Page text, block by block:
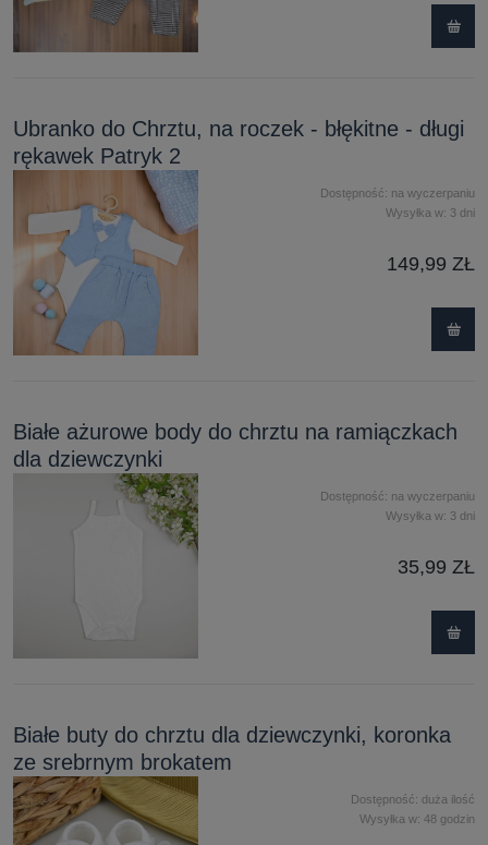
Ubranko do Chrztu, na roczek - błękitne - długi
rękawek Patryk 2
Dostępność: na wyczerpaniu
Wysyłka w: 3 dni
149,99 ZŁ
Białe ażurowe body do chrztu na ramiączkach
dla dziewczynki
Dostępność: na wyczerpaniu
Wysyłka w: 3 dni
35,99 ZŁ
Białe buty do chrztu dla dziewczynki, koronka
ze srebrnym brokatem
Dostępność: duża ilość
Wysyłka w: 48 godzin